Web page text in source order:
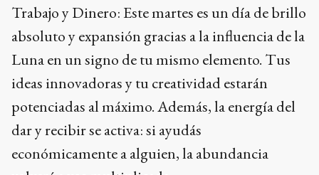
Trabajo y Dinero: Este martes es un día de brillo
absoluto y expansión gracias a la influencia de la
Luna en un signo de tu mismo elemento. Tus
ideas innovadoras y tu creatividad estarán
potenciadas al máximo. Además, la energía del
dar y recibir se activa: si ayudás
económicamente a alguien, la abundancia